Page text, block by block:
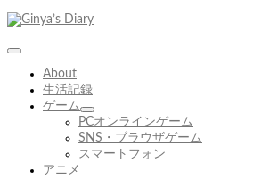
コ
テ
About
生活記録
ゲーム
サ
ブ
メ
PCオンラインゲーム
SNS・ブラウザゲーム
スマートフォン
アニメ